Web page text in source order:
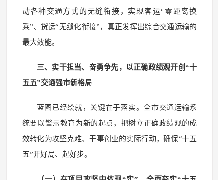
动各种交通方式的无缝衔接，实现客运“零距离换
乘”、货运“无缝化衔接”，真正发挥出综合交通运输的
最大效能。
三、实干担当、奋勇争先，以正确政绩观开创“十
五五”交通强市新格局
蓝图已经绘就，关键在于落实。全市交通运输系
统要以警示教育为新的起点，把树立正确政绩观的成
效转化为攻坚克难、干事创业的实际行动，确保“十五
五”开好局、起好步。